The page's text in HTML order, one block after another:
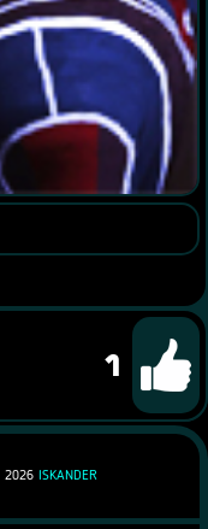
1
2026 ISKANDER